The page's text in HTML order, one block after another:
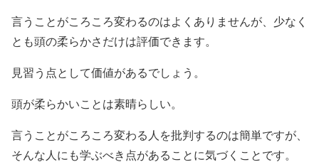
言うことがころころ変わるのはよくありませんが、少なく
とも頭の柔らかさだけは評価できます。
見習う点として価値があるでしょう。
頭が柔らかいことは素晴らしい。
言うことがころころ変わる人を批判するのは簡単ですが、
そんな人にも学ぶべき点があることに気づくことです。